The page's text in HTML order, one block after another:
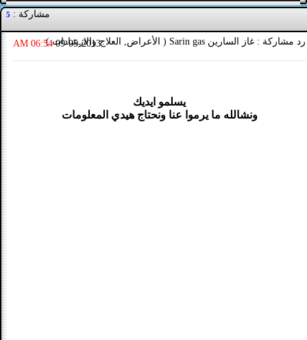
مشاركة : 5
رد مشاركة : غاز السارين Sarin gas ( الأعراض, العلاج والارشادات ) 09-05-2013
06:54 AM
يسلمو ايديك
ونشالله ما يرموا عنا ونحتاج هيدي المعلومات